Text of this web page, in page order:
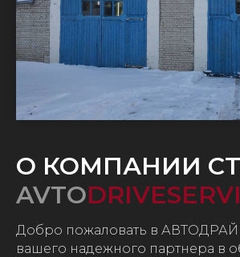
О КОМПАНИИ
AVTO
Добро пожаловать в
вашего надежного партнера в